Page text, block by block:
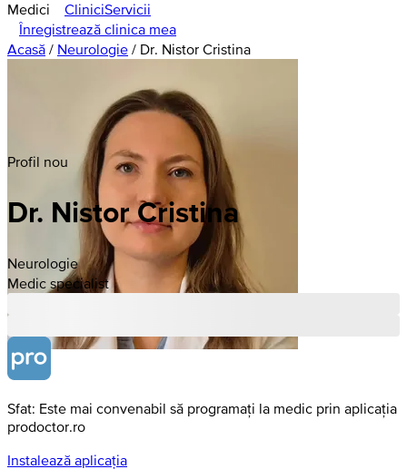
Medici CliniciServicii
Înregistrează clinica mea
Acasă / Neurologie / Dr. Nistor Cristina
Profil nou
Dr. Nistor Cristina
Neurologie
Medic specialist
Sfat: Este mai convenabil să programați la medic prin aplicația
prodoctor.ro
Instalează aplicația